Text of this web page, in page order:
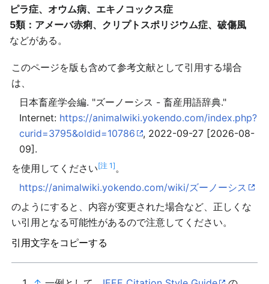
ピラ症、オウム病、エキノコックス症
5類：アメーバ赤痢、クリプトスポリジウム症、破傷風
などがある。
このページを版も含めて参考文献として引用する場合
は、
日本畜産学会編. "ズーノーシス - 畜産用語辞典."
Internet: https://animalwiki.yokendo.com/index.php?
curid=3795&oldid=10786
, 2022-09-27 [2026-08-
09].
を使用してください[注 1]。
https://animalwiki.yokendo.com/wiki/ズーノーシス
のようにすると、内容が変更された場合など、正しくな
い引用となる可能性があるので注意してください。
引用文字をコピーする